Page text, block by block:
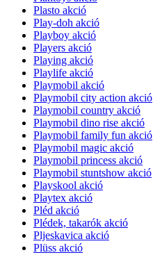
Plasto akció
Play-doh akció
Playboy akció
Players akció
Playing akció
Playlife akció
Playmobil akció
Playmobil city action akció
Playmobil country akció
Playmobil dino rise akció
Playmobil family fun akció
Playmobil magic akció
Playmobil princess akció
Playmobil stuntshow akció
Playskool akció
Playtex akció
Pléd akció
Plédek, takarók akció
Pljeskavica akció
Plüss akció